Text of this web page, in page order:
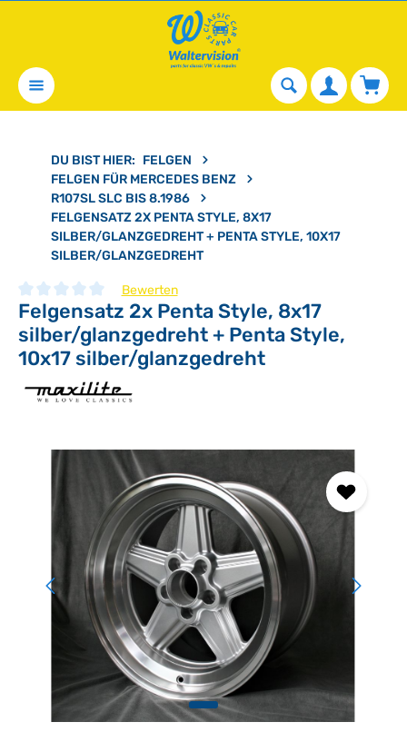
DU BIST HIER: FELGEN
FELGEN FÜR MERCEDES BENZ
R107SL SLC BIS 8.1986
FELGENSATZ 2X PENTA STYLE, 8X17
SILBER/GLANZGEDREHT + PENTA STYLE, 10X17
SILBER/GLANZGEDREHT
Durchschnittliche Bewertung von 0 von 5 Sternen
Bewerten
Felgensatz 2x Penta Style, 8x17
silber/glanzgedreht + Penta Style,
10x17 silber/glanzgedreht
Bildergalerie überspringen